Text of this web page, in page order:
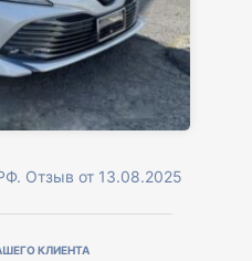
Отзыв от 13.08.2025
КЛИЕНТА